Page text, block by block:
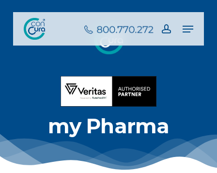
content
account
Menu
my Pharma